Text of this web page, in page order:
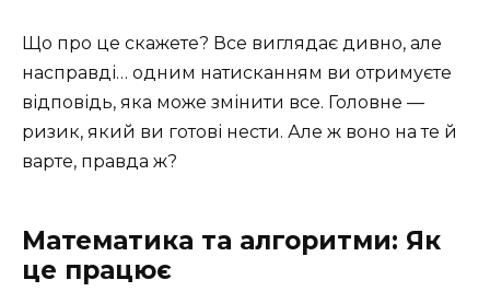
Що про це скажете? Все виглядає дивно, але
насправді… одним натисканням ви отримуєте
відповідь, яка може змінити все. Головне —
ризик, який ви готові нести. Але ж воно на те й
варте, правда ж?
Математика та алгоритми: Як
це працює